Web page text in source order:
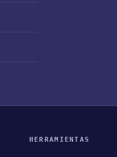
HERRAMIENTAS